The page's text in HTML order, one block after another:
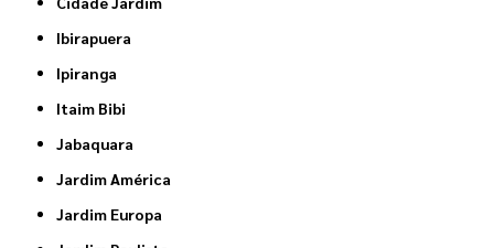
Ibirapuera
Ipiranga
Itaim Bibi
Jabaquara
Jardim América
Jardim Europa